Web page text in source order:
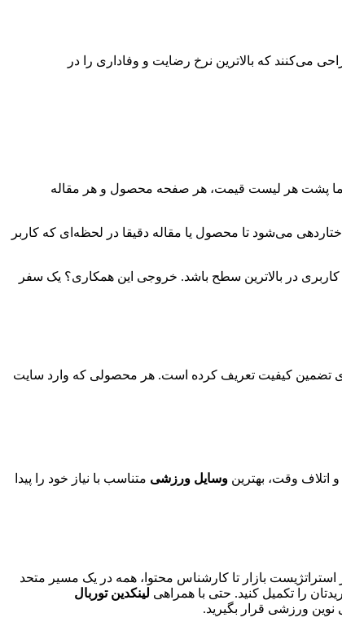
می‌کنند که بالاترین نرخ رضایت و وفاداری را در
پشت هر لیست قیمت، هر صفحه محصول و هر مقاله
می‌شود تا محصول یا مقاله دقیقا در لحظه‌ای که کاربر
کاربری در بالاترین سطح باشد. خروجی این همکاری؟ یک سفر
برای تضمین کیفیت تعریف کرده است. هر محصولی که وارد سایت
اتلاف وقت، بهترین وسایل ورزشی متناسب با نیاز خود را پیدا
بازار تا کارشناس محتوا، همه در یک مسیر متحد
را تکمیل کنید. حتی با همراهی لینکدین توربال
نوین ورزشی قرار بگیرید.